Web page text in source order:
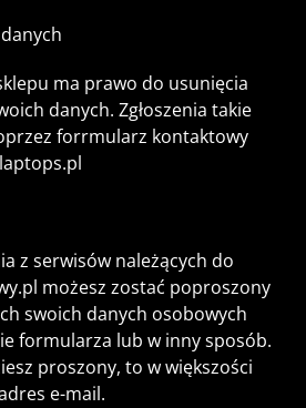
ma prawo do usunięcia
danych. Zgłoszenia takie
forrmularz kontaktowy
z serwisów należących do
możesz zostać poproszony
swoich danych osobowych
formularza lub w inny sposób.
proszony, to w większości
e-mail.